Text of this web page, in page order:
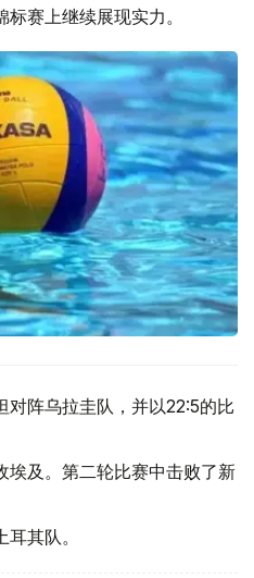
赛上继续展现实力。
对阵乌拉圭队，并以22:5的比
埃及。第二轮比赛中击败了新
其队。